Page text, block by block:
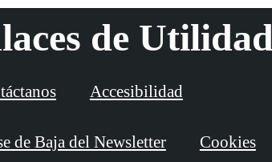
de Utilidad
Accesibilidad
de Baja del Newsletter Cookies